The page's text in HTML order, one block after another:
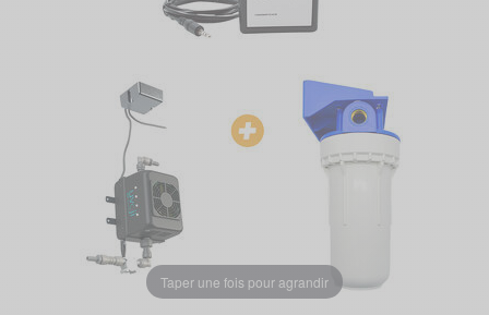
Taper une fois pour agrandir